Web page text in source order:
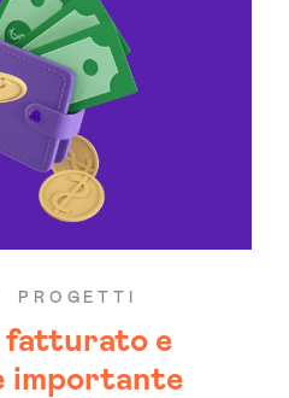
PROGETTI
fatturato e
importante